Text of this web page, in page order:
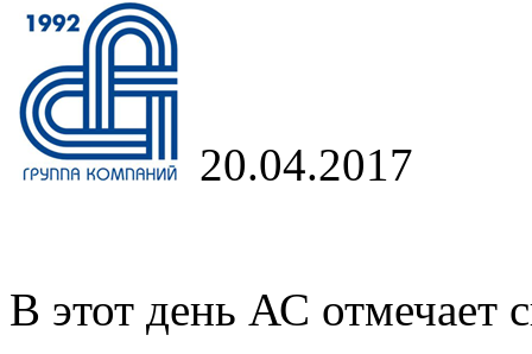
20.04.2017
В этот день АС отмечает